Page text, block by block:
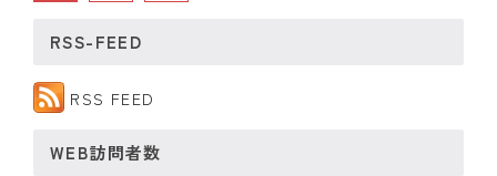
RSS-FEED
RSS FEED
WEB訪問者数